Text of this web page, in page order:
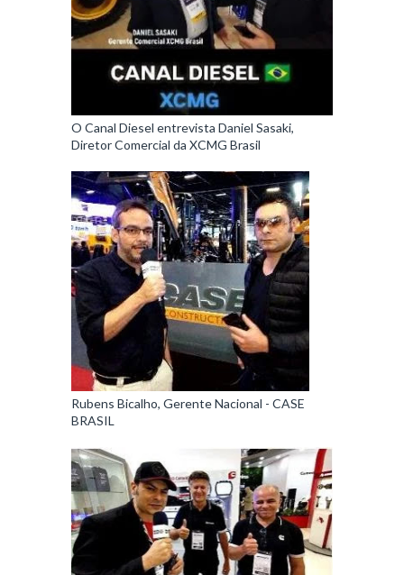
O Canal Diesel entrevista Daniel Sasaki,
Diretor Comercial da XCMG Brasil
Rubens Bicalho, Gerente Nacional - CASE
BRASIL